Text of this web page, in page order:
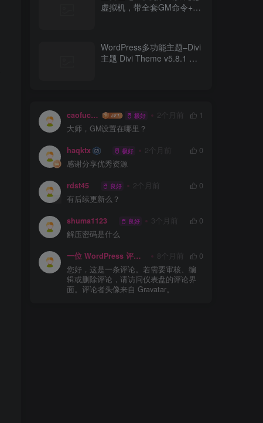
虚拟机，带全套GM命令+视
WordPress多功能主题–Divi
主题 Divi Theme v5.8.1 破
caofuchun 极好 2个月前
1
大师，GM设置在哪里？
haqktx 极好 2个月前
0
感谢分享优秀资源
rdst45 良好 2个月前
0
有后续更新么？
shuma1123 良好 3个月前
0
解压密码是什么
一位 WordPress 评论者 8个月前
0
您好，这是一条评论。若需要审核、编
辑或删除评论，请访问仪表盘的评论界
面。评论者头像来自 Gravatar。